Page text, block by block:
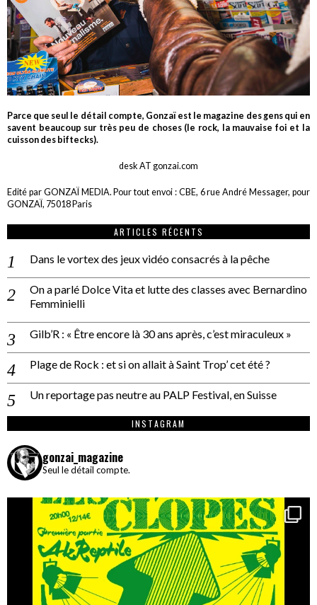
Parce que seul le détail compte, Gonzaï est le magazine des gens qui en
savent beaucoup sur très peu de choses (le rock, la mauvaise foi et la
cuisson des biftecks).
desk AT gonzai.com
Edité par GONZAÏ MEDIA. Pour tout envoi : CBE, 6 rue André Messager, pour
GONZAÏ, 75018 Paris
ARTICLES RÉCENTS
Dans le vortex des jeux vidéo consacrés à la pêche
On a parlé Dolce Vita et lutte des classes avec Bernardino
Femminielli
Gilb’R : « Être encore là 30 ans après, c’est miraculeux »
Plage de Rock : et si on allait à Saint Trop’ cet été ?
Un reportage pas neutre au PALP Festival, en Suisse
INSTAGRAM
gonzai_magazine
Seul le détail compte.